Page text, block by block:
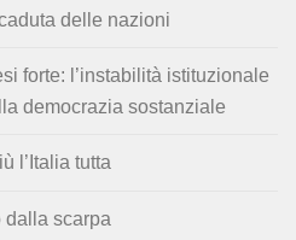
delle nazioni
forte: l’instabilità istituzionale
democrazia sostanziale
l’Italia tutta
dalla scarpa